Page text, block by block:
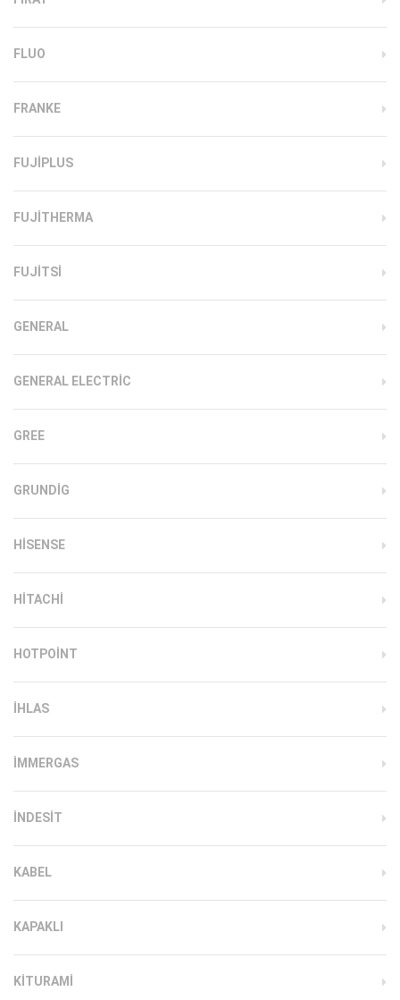
FLUO
FRANKE
FUJIPLUS
FUJITHERMA
FUJITSI
GENERAL
GENERAL ELECTRIC
GREE
GRUNDIG
HISENSE
HITACHI
HOTPOINT
IHLAS
İMMERGAS
INDESIT
KABEL
KAPAKLI
KITURAMI